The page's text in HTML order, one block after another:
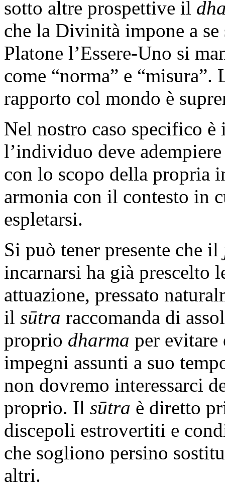
sotto altre prospettive il
che la Divinità impone a se
Platone l’Essere-Uno si
come “norma” e “misura”.
rapporto col mondo è
Nel nostro caso specifico è
l’individuo deve
con lo scopo della propria
armonia con il contesto in
espletarsi.
Si può tener presente che il
incarnarsi ha già prescelto
attuazione, pressato
il sūtra raccomanda di
proprio dharma per
impegni assunti a suo
non dovremo interessarci
proprio. Il sūtra è diretto
discepoli estrovertiti e
che sogliono persino
altri.